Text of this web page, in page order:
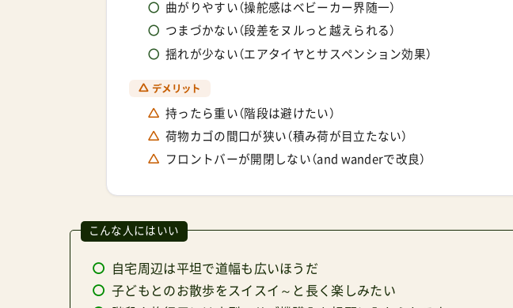
曲がりやすい（操舵感はベビーカー界随一）
つまづかない（段差をヌルっと越えられる）
揺れが少ない（エアタイヤとサスペンション効果）
デメリット
持ったら重い（階段は避けたい）
荷物カゴの間口が狭い（積み荷が目立たない）
フロントバーが開閉しない（and wanderで改良）
こんな人にはいい
自宅周辺は平坦で道幅も広いほうだ
子どもとのお散歩をスイスイ～と長く楽しみたい